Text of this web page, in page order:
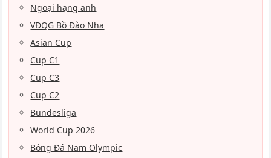
Ngoại hạng anh
VĐQG Bồ Đào Nha
Asian Cup
Cup C1
Cup C3
Cup C2
Bundesliga
World Cup 2026
Bóng Đá Nam Olympic